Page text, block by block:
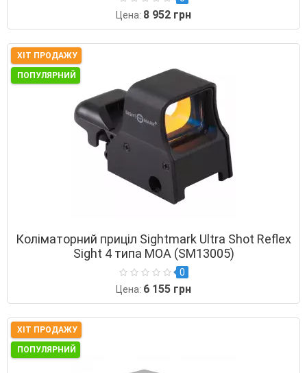
Цена: 8 952 грн
ХІТ ПРОДАЖУ
ПОПУЛЯРНИЙ
Коліматорний приціл Sightmark Ultra Shot Reflex
Sight 4 типа MOA (SM13005)
0
Цена: 6 155 грн
ХІТ ПРОДАЖУ
ПОПУЛЯРНИЙ